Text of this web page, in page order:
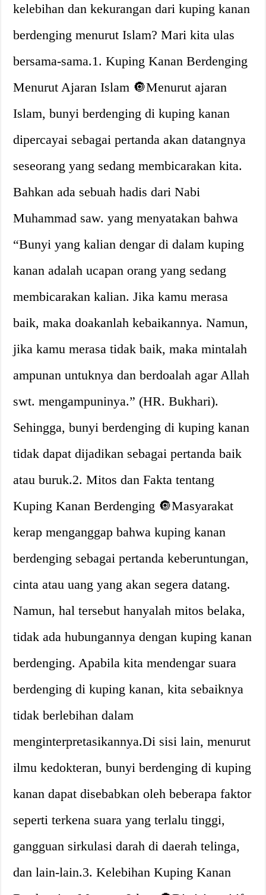
kelebihan dan kekurangan dari kuping kanan
berdenging menurut Islam? Mari kita ulas
bersama-sama.1. Kuping Kanan Berdenging
Menurut Ajaran Islam 🔘Menurut ajaran
Islam, bunyi berdenging di kuping kanan
dipercayai sebagai pertanda akan datangnya
seseorang yang sedang membicarakan kita.
Bahkan ada sebuah hadis dari Nabi
Muhammad saw. yang menyatakan bahwa
“Bunyi yang kalian dengar di dalam kuping
kanan adalah ucapan orang yang sedang
membicarakan kalian. Jika kamu merasa
baik, maka doakanlah kebaikannya. Namun,
jika kamu merasa tidak baik, maka mintalah
ampunan untuknya dan berdoalah agar Allah
swt. mengampuninya.” (HR. Bukhari).
Sehingga, bunyi berdenging di kuping kanan
tidak dapat dijadikan sebagai pertanda baik
atau buruk.2. Mitos dan Fakta tentang
Kuping Kanan Berdenging 🔘Masyarakat
kerap menganggap bahwa kuping kanan
berdenging sebagai pertanda keberuntungan,
cinta atau uang yang akan segera datang.
Namun, hal tersebut hanyalah mitos belaka,
tidak ada hubungannya dengan kuping kanan
berdenging. Apabila kita mendengar suara
berdenging di kuping kanan, kita sebaiknya
tidak berlebihan dalam
menginterpretasikannya.Di sisi lain, menurut
ilmu kedokteran, bunyi berdenging di kuping
kanan dapat disebabkan oleh beberapa faktor
seperti terkena suara yang terlalu tinggi,
gangguan sirkulasi darah di daerah telinga,
dan lain-lain.3. Kelebihan Kuping Kanan